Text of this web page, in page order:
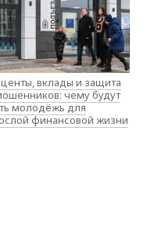
вклады и защита
чему будут
молодёжь для
финансовой жизни